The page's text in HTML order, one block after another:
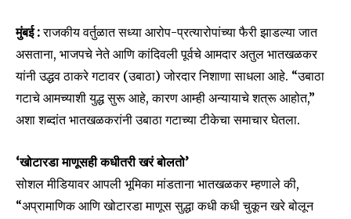
मुंबई :राजकीय वर्तुळात सध्या आरोप-प्रत्यारोपांच्या फैरी झाडल्या जात
असताना, भाजपचे नेते आणि कांदिवली पूर्वचे आमदार अतुल भातखळकर
यांनी उद्धव ठाकरे गटावर (उबाठा) जोरदार निशाणा साधला आहे. “उबाठा
गटाचे आमच्याशी युद्ध सुरू आहे, कारण आम्ही अन्यायाचे शत्रू आहोत,”
अशा शब्दांत भातखळकरांनी उबाठा गटाच्या टीकेचा समाचार घेतला.
‘खोटारडा माणूसही कधीतरी खरं बोलतो’
सोशल मीडियावर आपली भूमिका मांडताना भातखळकर म्हणाले की,
“अप्रामाणिक आणि खोटारडा माणूस सुद्धा कधी कधी चुकून खरे बोलून